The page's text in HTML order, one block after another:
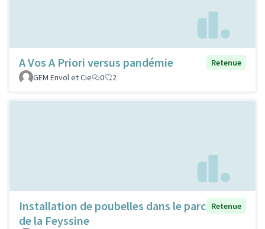
A Vos A Priori versus pandémie
Retenue
GEM Envol et Cie
0 2
Installation de poubelles dans le parc
de la Feyssine
Retenue